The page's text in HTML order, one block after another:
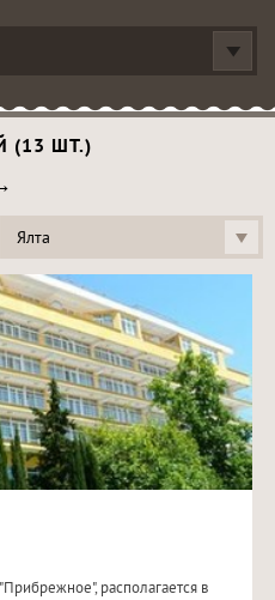
(13 ШТ.)
Ялта
располагается в